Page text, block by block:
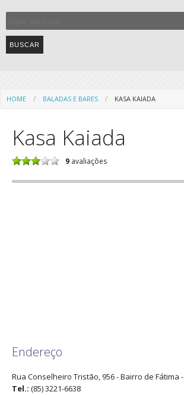
HOME BALADAS E BARES KASA KAIADA
Kasa Kaiada
9 avaliações
Endereço
Rua Conselheiro Tristão, 956- Bairro de Fátima -
Tel.: (85) 3221-6638